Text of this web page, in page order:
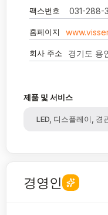
팩스번호 031-288-
홈페이지
회사 주소
제품 및 서비스
LED, 디스플레이, 경
경영인